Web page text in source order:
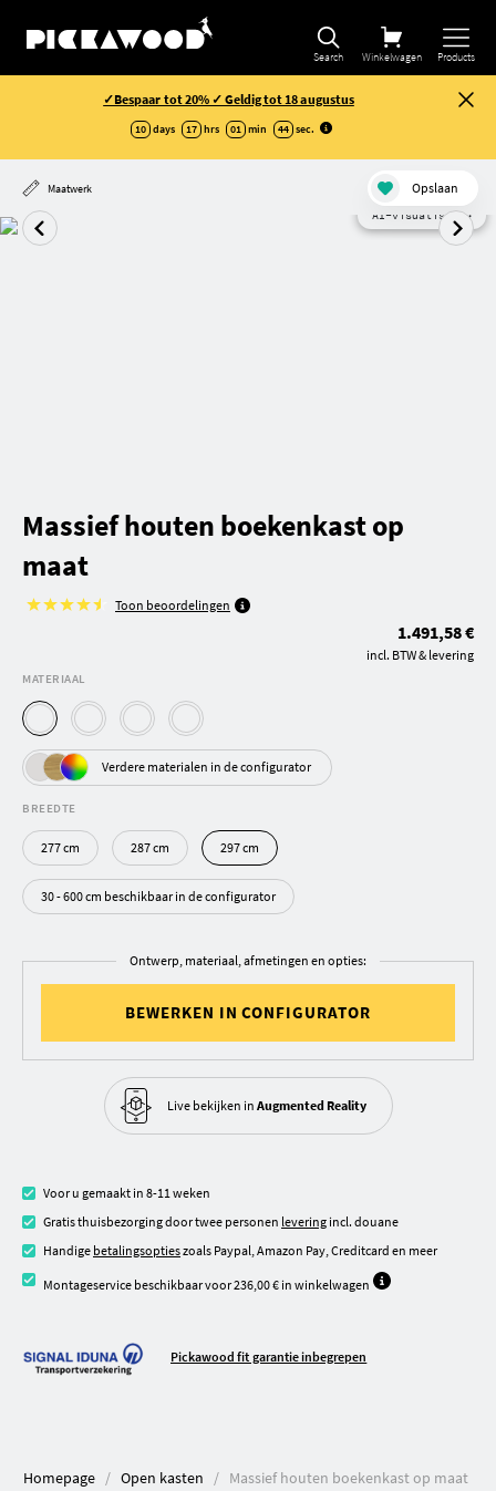
Search Winkelwagen Products
✓Bespaar tot 20% ✓ Geldig tot 18 augustus
10 days 17 hrs 01 min 44 sec.
Maatwerk Opslaan
AI-visualisatie
Massief houten boekenkast op
maat
Toon beoordelingen
1.491,58 €
incl. BTW & levering
MATERIAAL
Verdere materialen in de configurator
BREEDTE
277 cm 287 cm 297 cm
30 - 600 cm beschikbaar in de configurator
Ontwerp, materiaal, afmetingen en opties:
BEWERKEN IN CONFIGURATOR
Live bekijken in Augmented Reality
Voor u gemaakt in 8-11 weken
Gratis thuisbezorging door twee personen levering incl. douane
Handige betalingsoptieszoals Paypal, Amazon Pay, Creditcard en meer
Montageservice beschikbaar voor 236,00 € in winkelwagen
Pickawood fit garantie inbegrepen
Homepage Open kasten Massief houten boekenkast op maat